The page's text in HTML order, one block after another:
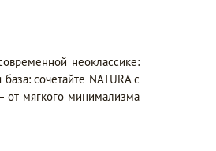
неоклассике:
сочетайте NATURA с
от мягкого минимализма